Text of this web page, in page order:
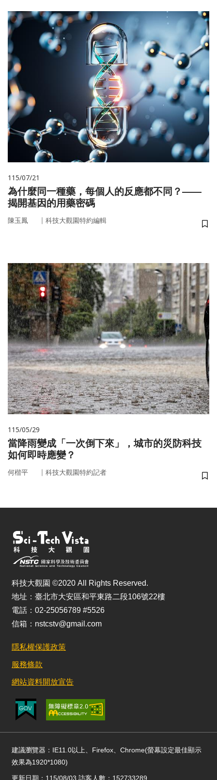
115/07/21
為什麼同一種藥，每個人的反應都不同？——
揭開基因的用藥密碼
陳玉鳳 ｜ 科技大觀園特約編輯
儲
115/05/29
當降雨變成「一次倒下來」，城市的災防科技
如何即時應變？
何楷平 ｜ 科技大觀園特約記者
儲
科技大觀園 ©2020 All Rights Reserved.
地址：臺北市大安區和平東路二段106號22樓
電話：02-25056789 #5526
信箱：nstcstv@gmail.com
隱私權保護政策
服務條款
網站資料開放宣告
建議瀏覽器：IE11.0以上、Firefox、Chrome(螢幕設定最佳顯示
效果為1920*1080)
更新日期：115/08/03 訪客人數：152733289